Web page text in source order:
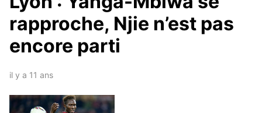
rapproche, Njie n’est pas
encore parti
il y a 11 ans